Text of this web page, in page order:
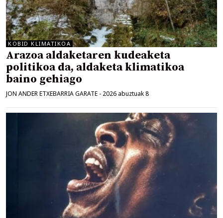
KOBID KLIMATIKOA
Arazoa aldaketaren kudeaketa
politikoa da, aldaketa klimatikoa
baino gehiago
JON ANDER ETXEBARRIA GARATE - 2026 abuztuak 8